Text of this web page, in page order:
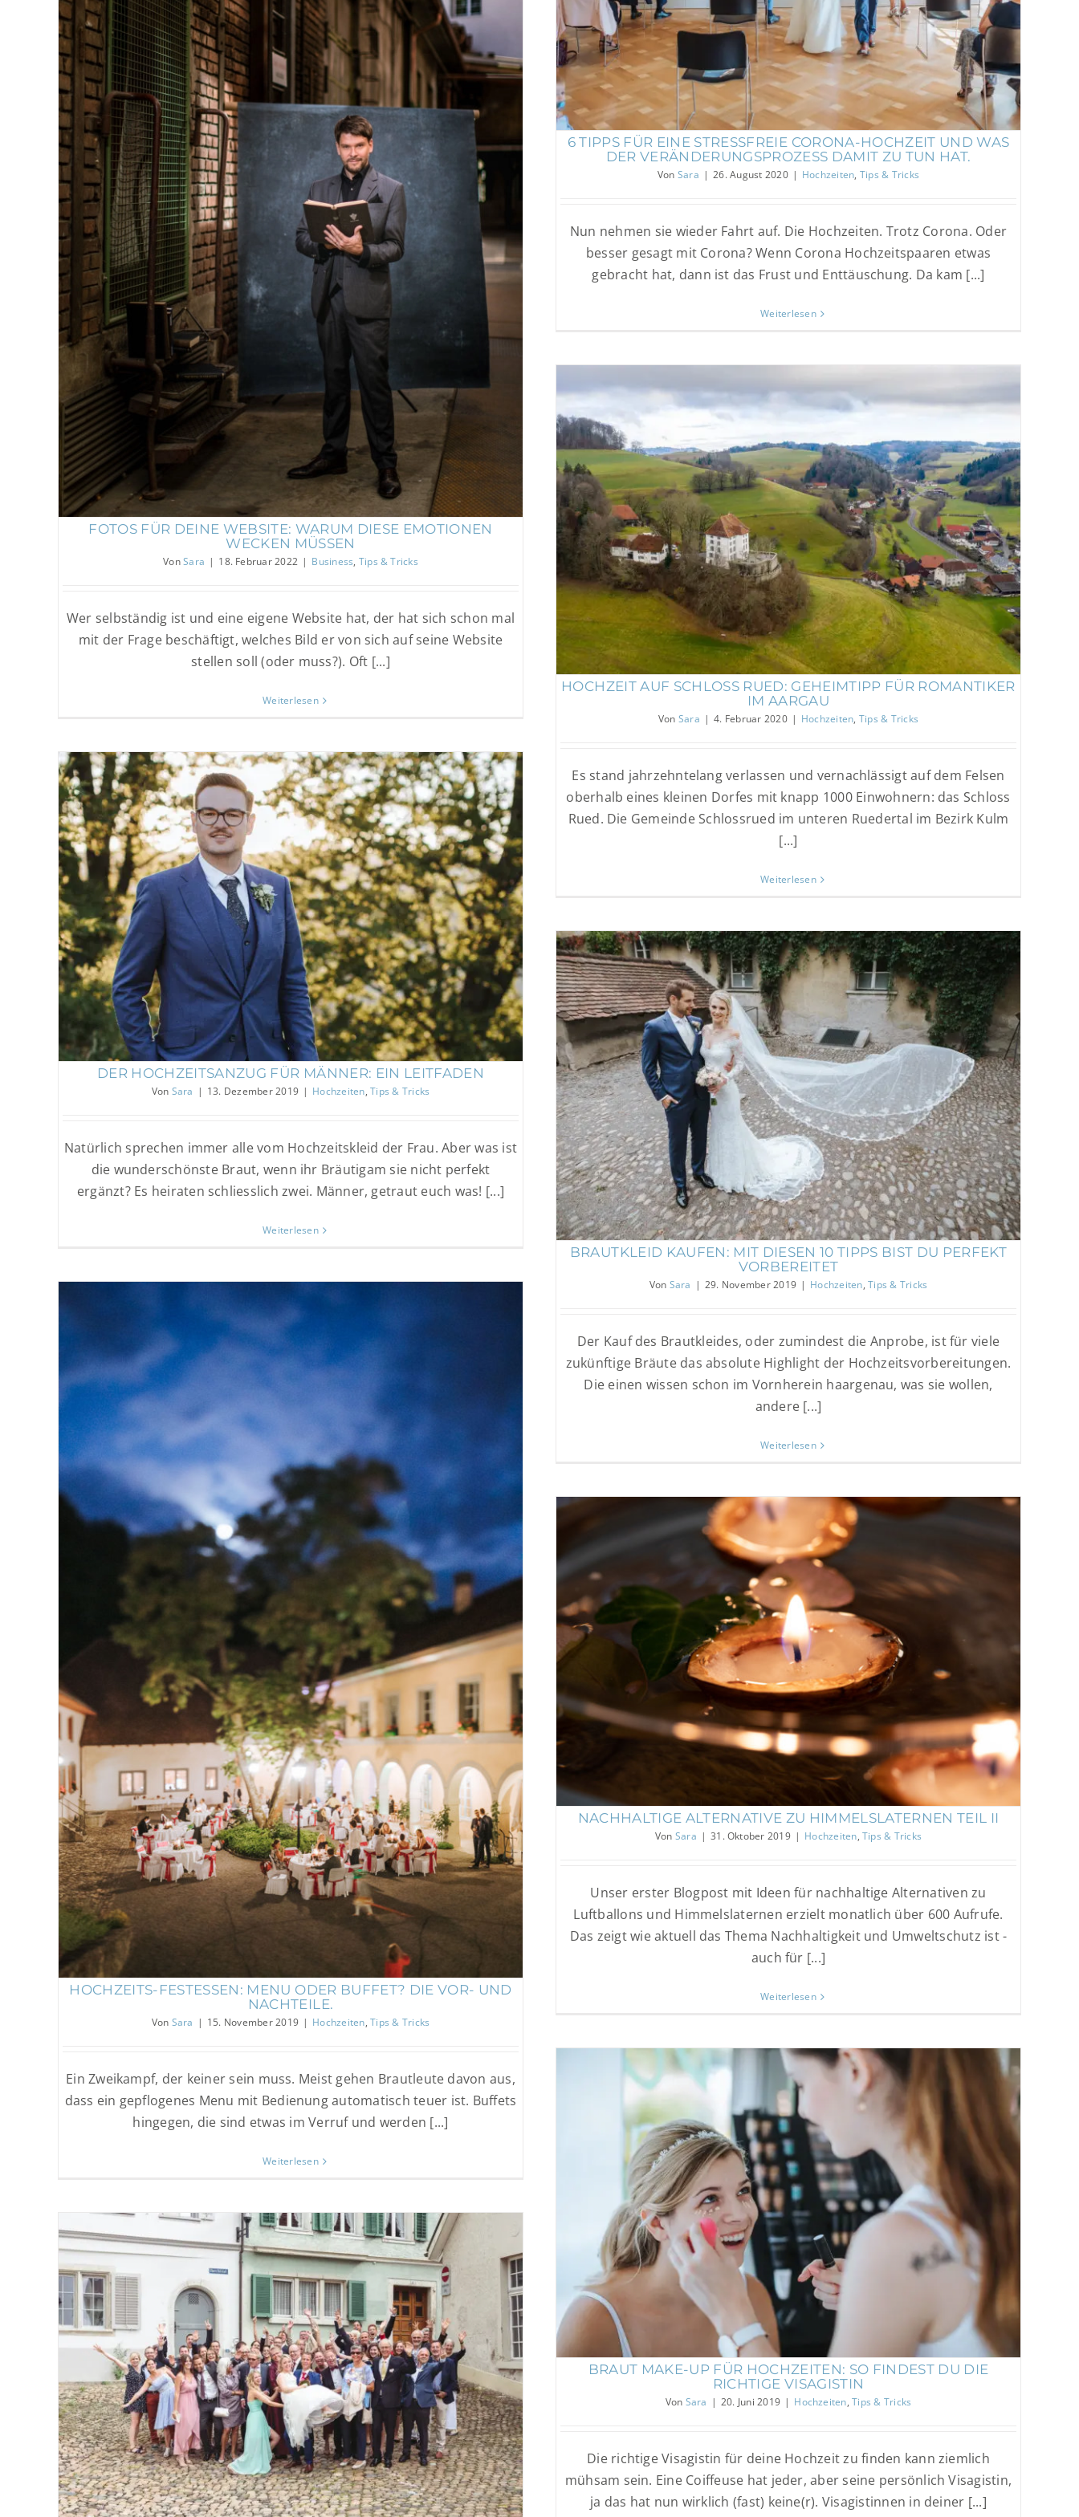
Fotos für deine Website: Warum diese Emotionen wecken
müssen
Tips & Tricks
FOTOS FÜR DEINE WEBSITE: WARUM DIESE EMOTIONEN
WECKEN MÜSSEN
VonSara | 18. Februar 2022 | Business, Tips & Tricks
Wer selbständig ist und eine eigene Website hat, der hat sich schon mal
mit der Frage beschäftigt, welches Bild er von sich auf seine Website
stellen soll (oder muss?). Oft [...]
Weiterlesen
Hochzeiten Tips & Tricks
6 TIPPS FÜR EINE STRESSFREIE CORONA-HOCHZEIT UND WAS
DER VERÄNDERUNGSPROZESS DAMIT ZU TUN HAT.
Von Sara | 26. August 2020 | Hochzeiten, Tips & Tricks
Nun nehmen sie wieder Fahrt auf. Die Hochzeiten. Trotz Corona. Oder
besser gesagt mit Corona? Wenn Corona Hochzeitspaaren etwas
gebracht hat, dann ist das Frust und Enttäuschung. Da kam [...]
Weiterlesen
Hochzeit auf Schloss Rued: Geheimtipp für Romantiker im
Aargau
Hochzeiten Tips & Tricks
HOCHZEIT AUF SCHLOSS RUED: GEHEIMTIPP FÜR ROMANTIKER
IM AARGAU
Von Sara | 4. Februar 2020 | Hochzeiten, Tips & Tricks
Es stand jahrzehntelang verlassen und vernachlässigt auf dem Felsen
oberhalb eines kleinen Dorfes mit knapp 1000 Einwohnern: das Schloss
Rued. Die Gemeinde Schlossrued im unteren Ruedertal im Bezirk Kulm
[...]
Weiterlesen
Der Hochzeitsanzug für Männer: Ein Leitfaden
Hochzeiten Tips & Tricks
DER HOCHZEITSANZUG FÜR MÄNNER: EIN LEITFADEN
Von Sara | 13. Dezember 2019 | Hochzeiten,Tips & Tricks
Natürlich sprechen immer alle vom Hochzeitskleid der Frau. Aber was ist
die wunderschönste Braut, wenn ihr Bräutigam sie nicht perfekt
ergänzt? Es heiraten schliesslich zwei. Männer, getraut euch was! [...]
Weiterlesen
Brautkleid kaufen: Mit diesen 10 Tipps bist du perfekt
vorbereitet
Hochzeiten Tips & Tricks
BRAUTKLEID KAUFEN: MIT DIESEN 10 TIPPS BIST DU PERFEKT
VORBEREITET
Von Sara | 29. November 2019 | Hochzeiten,Tips & Tricks
Der Kauf des Brautkleides, oder zumindest die Anprobe, ist für viele
zukünftige Bräute das absolute Highlight der Hochzeitsvorbereitungen.
Die einen wissen schon im Vornherein haargenau, was sie wollen,
andere [...]
Weiterlesen
Hochzeits-Festessen: Menu oder Buffet? Die Vor- und
Nachteile.
Hochzeiten Tips & Tricks
HOCHZEITS-FESTESSEN: MENU ODER BUFFET? DIE VOR- UND
NACHTEILE.
Von Sara | 15. November 2019 | Hochzeiten,Tips & Tricks
Ein Zweikampf, der keiner sein muss. Meist gehen Brautleute davon aus,
dass ein gepflogenes Menu mit Bedienung automatisch teuer ist. Buffets
hingegen, die sind etwas im Verruf und werden [...]
Weiterlesen
Nachhaltige Alternative zu Himmelslaternen Teil II
Hochzeiten Tips & Tricks
NACHHALTIGE ALTERNATIVE ZU HIMMELSLATERNEN TEIL II
Von Sara | 31. Oktober 2019 | Hochzeiten,Tips & Tricks
Unser erster Blogpost mit Ideen für nachhaltige Alternativen zu
Luftballons und Himmelslaternen erzielt monatlich über 600 Aufrufe.
Das zeigt wie aktuell das Thema Nachhaltigkeit und Umweltschutz ist -
auch für [...]
Weiterlesen
Braut Make-up für Hochzeiten: So findest du die richtige
Visagistin
Hochzeiten Tips & Tricks
BRAUT MAKE-UP FÜR HOCHZEITEN: SO FINDEST DU DIE
RICHTIGE VISAGISTIN
Von Sara | 20. Juni 2019 | Hochzeiten,Tips & Tricks
Die richtige Visagistin für deine Hochzeit zu finden kann ziemlich
mühsam sein. Eine Coiffeuse hat jeder, aber seine persönlich Visagistin,
ja das hat nun wirklich (fast) keine(r). Visagistinnen in deiner [...]
Gruppenfotos an der Hochzeit: No go oder ja, unbedingt?
Hochzeiten Tips & Tricks